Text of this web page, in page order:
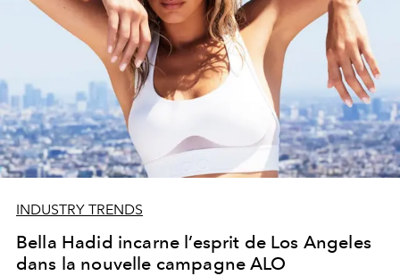
INDUSTRY TRENDS
Bella Hadid incarne l’esprit de Los Angeles
dans la nouvelle campagne ALO